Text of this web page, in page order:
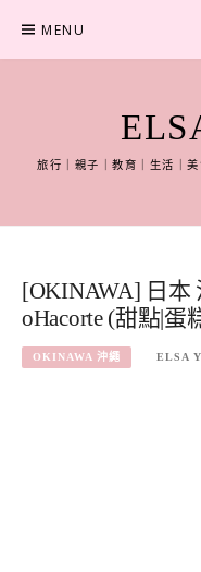
content
MENU
旅行｜親子｜教育｜生活｜
[OKINAWA] 日本
oHacorte (甜點|蛋
OKINAWA 沖繩 ELSA